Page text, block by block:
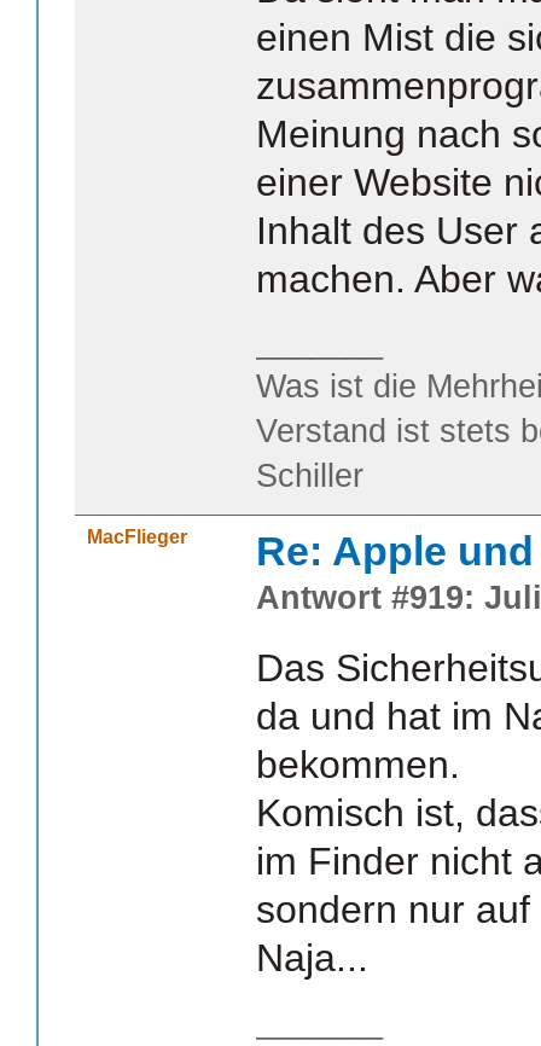
einen Mist die
Meinung nach
einer Website
Inhalt des User
machen. Aber
Was ist die
Verstand ist stets
Schiller
MacFlieger Re: Apple
Antwort #919:
Das
da und hat im
bekommen.
Komisch ist,
im Finder nicht
sondern nur
Naja...